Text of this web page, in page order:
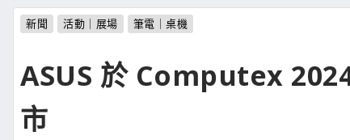
新聞 活動｜展場 筆電｜桌機
ASUS 於 Computex
市